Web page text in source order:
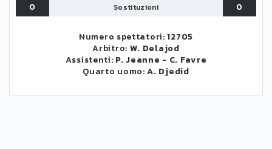
0
Sostituzioni 0
Numero spettatori:12705
Arbitro: W. Delajod
Assistenti: P. Jeanne - C. Favre
Quarto uomo:A. Djedid